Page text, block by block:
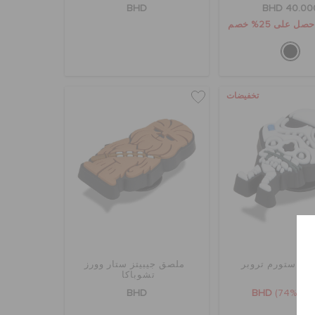
BHD
BHD
تخفيضات
ستورم تروبر
BHD
ملصق جيبيتز ستار وورز
تشوباكا
BHD